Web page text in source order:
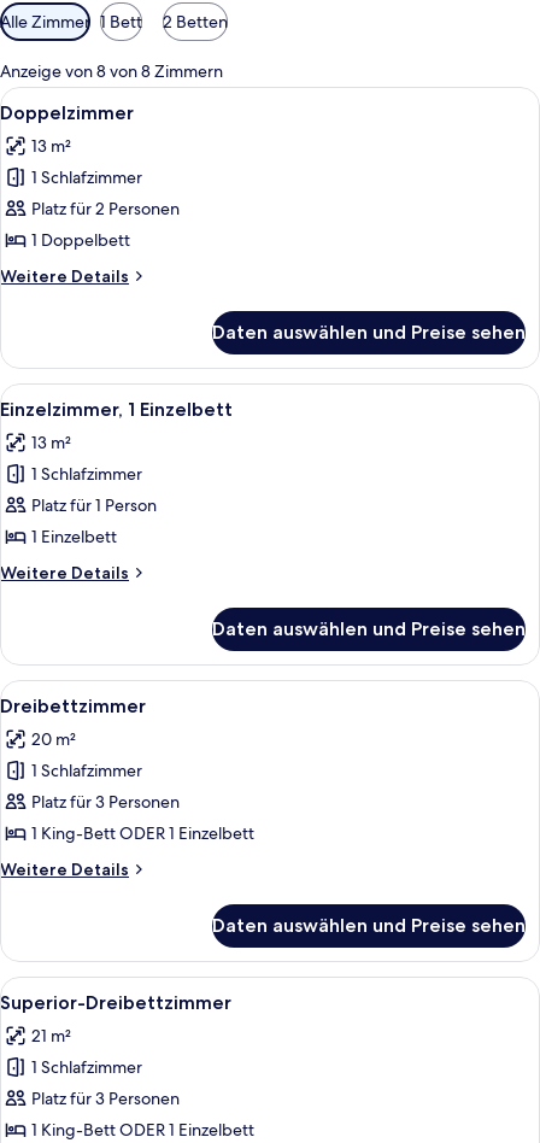
Verfügbare
Filter
für
Zimmer
Alle Zimmer 1 Bett 2 Betten
Anzeige von 8 von 8 Zimmern
Alle
Fotos
für
Doppelzimmer
anzeigen
Ein modernes Hotelzimmer mit Bett,
11
Doppelzimmer
13 m²
1 Schlafzimmer
Platz für 2 Personen
1 Doppelbett
Weitere Details
Weitere
Daten auswählen und Preise sehen
Alle
Fotos
für
Einzelzimmer,
1 Einzelbett
anzeigen
Ein modernes Hotelzimmer mit Bett,
10
Einzelzimmer, 1 Einzelbett
13 m²
1 Schlafzimmer
Platz für 1 Person
1 Einzelbett
Weitere Details
Weitere
1 Einzelbett
Daten auswählen und Preise sehen
Alle
Fotos
für
Dreibettzimmer
anzeigen
Ein Hotelzimmer mit einem großen
10
Dreibettzimmer
20 m²
1 Schlafzimmer
Platz für 3 Personen
1 King-Bett ODER 1 Einzelbett
Weitere Details
Weitere
Daten auswählen und Preise sehen
Alle
Fotos
für
Superior-
Dreibettzimmer
anzeigen
Ein Hotelzimmer mit einem großen
9
Superior-Dreibettzimmer
21 m²
1 Schlafzimmer
Platz für 3 Personen
1 King-Bett ODER 1 Einzelbett